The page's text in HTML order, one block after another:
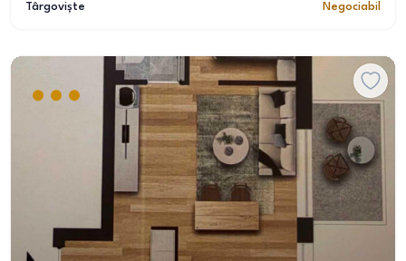
Târgoviște
Negociabil